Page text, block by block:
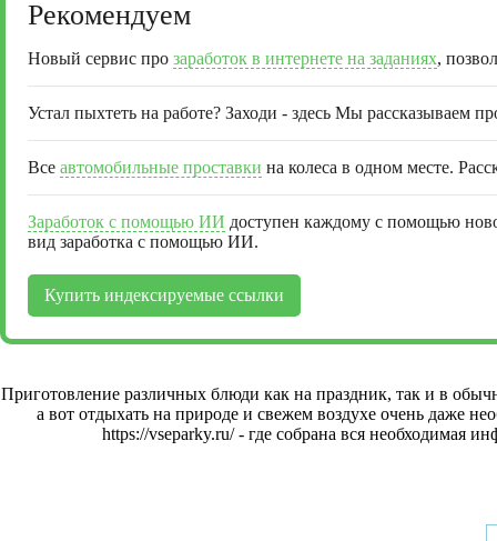
Рекомендуем
Новый сервис про заработок в интернете на заданиях,
Устал пыхтеть на работе? Заходи - здесь Мы рассказываем
Все автомобильные проставки на колеса в одном месте.
Заработок с помощью ИИ доступен каждому с помощью
вид заработка с помощью ИИ.
Купить индексируемые ссылки
Приготовление различных блюди как на праздник, так и в
а вот отдыхать на природе и свежем воздухе очень даже
https://vseparky.ru/- где собрана вся необходимая